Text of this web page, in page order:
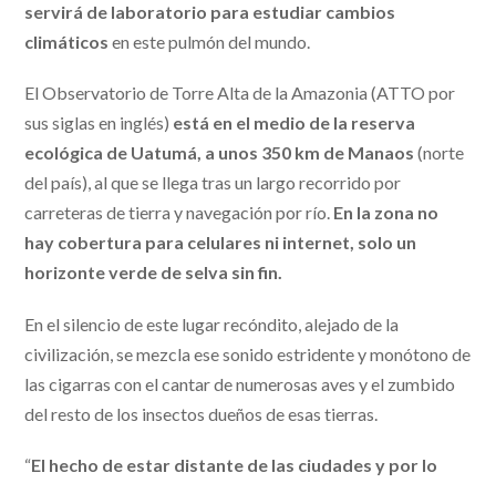
servirá de laboratorio para estudiar cambios
climáticos en este pulmón del mundo.
El Observatorio de Torre Alta de la Amazonia (ATTO por
sus siglas en inglés) está en el medio de la reserva
ecológica de Uatumá, a unos 350 km de Manaos (norte
del país), al que se llega tras un largo recorrido por
carreteras de tierra y navegación por río. En la zona no
hay cobertura para celulares ni internet, solo un
horizonte verde de selva sin fin.
En el silencio de este lugar recóndito, alejado de la
civilización, se mezcla ese sonido estridente y monótono de
las cigarras con el cantar de numerosas aves y el zumbido
del resto de los insectos dueños de esas tierras.
“El hecho de estar distante de las ciudades y por lo